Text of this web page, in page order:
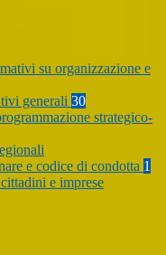
su organizzazione e
generali 30
strategico-
e codice di condotta 1
e imprese